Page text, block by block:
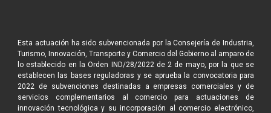
Esta actuación ha sido subvencionada por la Consejería de Industria,
Turismo, Innovación, Transporte y Comercio del Gobierno al amparo de
lo establecido en la Orden IND/28/2022 de 2 de mayo, por la que se
establecen las bases reguladoras y se aprueba la convocatoria para
2022 de subvenciones destinadas a empresas comerciales y de
servicios complementarios al comercio para actuaciones de
innovación tecnológica y su incorporación al comercio electrónico,